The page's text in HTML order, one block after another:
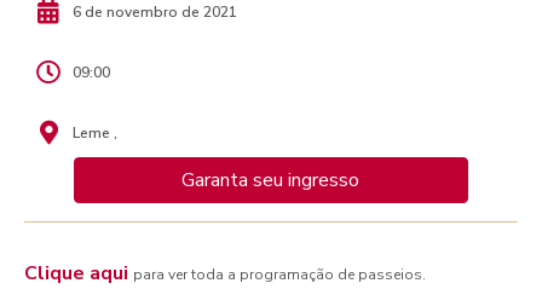
6 de novembro de 2021
09:00
Leme ,
Garanta seu ingresso
Clique aqui para ver toda a programação de passeios.